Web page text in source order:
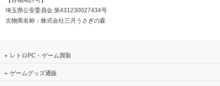
埼玉県公安委員会 第431230027434号
古物商名称：株式会社三月うさぎの森
レトロPC・ゲーム買取
ゲームグッズ通販